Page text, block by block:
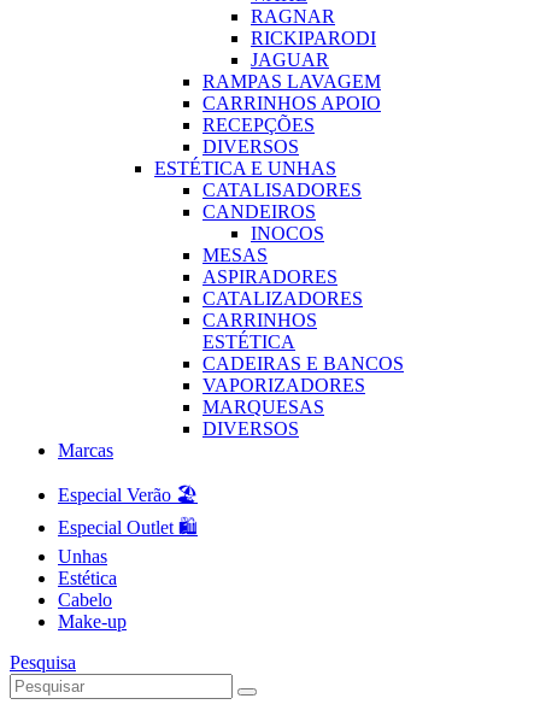
RAGNAR
RICKIPARODI
JAGUAR
RAMPAS LAVAGEM
CARRINHOS APOIO
RECEPÇÕES
DIVERSOS
ESTÉTICA E UNHAS
CATALISADORES
CANDEIROS
INOCOS
MESAS
ASPIRADORES
CATALIZADORES
CARRINHOS
ESTÉTICA
CADEIRAS E BANCOS
VAPORIZADORES
MARQUESAS
DIVERSOS
Marcas
Especial Verão 🏖️
Especial Outlet 🛍️
Unhas
Estética
Cabelo
Make-up
Pesquisa